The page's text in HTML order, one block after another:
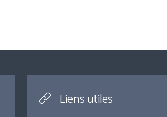
Liens utiles